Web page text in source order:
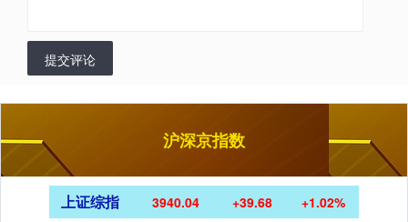
提交评论
沪深京指数
上证综指 3940.04 +39.68 +1.02%